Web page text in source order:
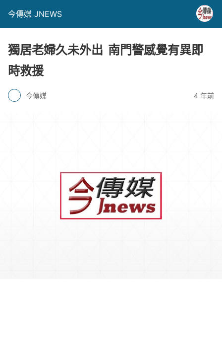
今傳媒 JNEWS
獨居老婦久未外出 南門警感覺有異即
時救援
今傳媒 4 年前